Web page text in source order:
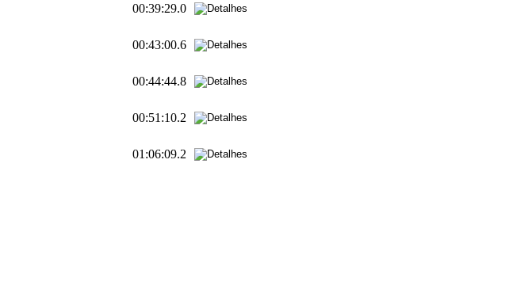
00:39:29.0
00:43:00.6
00:44:44.8
00:51:10.2
01:06:09.2